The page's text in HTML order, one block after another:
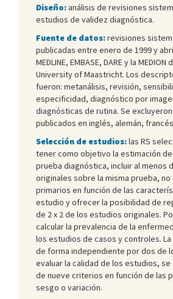
Diseño:análisis de revisiones
estudios de validez diagnóstica.
Fuente de datos:revisiones
publicadas entre enero de 1999 y
MEDLINE, EMBASE, DARE y la
University of Maastricht. Los
fueron: metanálisis, revisión,
especificidad, diagnóstico por
diagnósticas de rutina. Se
publicados en inglés, alemán,
Selección de estudios:las RS
tener como objetivo la estimación de
prueba diagnóstica, incluir al menos
originales sobre la misma prueba,
primarios en función de las
estudio y ofrecer la posibilidad de
de 2 x 2 de los estudios originales.
calcular la prevalencia de la
los estudios de casos y controles.
de forma independiente por dos de
evaluar la calidad de los estudios,
de nueve criterios en función de las
sesgo o variación.